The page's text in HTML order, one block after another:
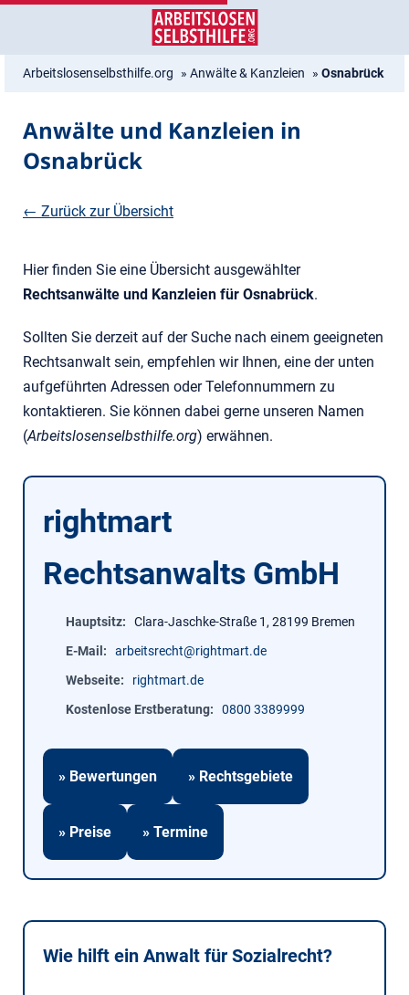
Zum
Zur
Anwälte und Kanzleien in
Osnabrück
Arbeitslosenselbsthilfe.org » Anwälte & Kanzleien » Osnabrück
← Zurück zur Übersicht
Hier finden Sie eine Übersicht ausgewählter
Rechtsanwälte und Kanzleien für Osnabrück.
Sollten Sie derzeit auf der Suche nach einem geeigneten
Rechtsanwalt sein, empfehlen wir Ihnen, eine der unten
aufgeführten Adressen oder Telefonnummern zu
kontaktieren. Sie können dabei gerne unseren Namen
(Arbeitslosenselbsthilfe.org) erwähnen.
rightmart
Rechtsanwalts GmbH
Hauptsitz
Clara-Jaschke-Straße 1, 28199 Bremen
E-Mail
arbeitsrecht@rightmart.de
Webseite
rightmart.de
Kostenlose Erstberatung
0800 3389999
» Bewertungen » Rechtsgebiete
» Preise » Termine
Wie hilft ein Anwalt für Sozialrecht?